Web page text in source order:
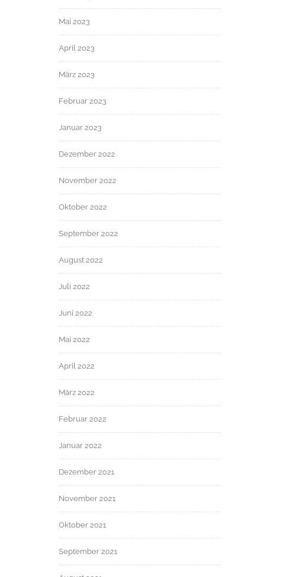
Mai 2023
April 2023
März 2023
Februar 2023
Januar 2023
Dezember 2022
November 2022
Oktober 2022
September 2022
August 2022
Juli 2022
Juni 2022
Mai 2022
April 2022
März 2022
Februar 2022
Januar 2022
Dezember 2021
November 2021
Oktober 2021
September 2021